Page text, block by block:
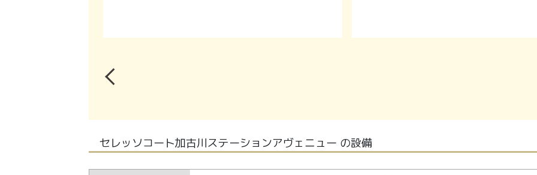
セレッソコート加古川ステーションアヴェニュー の設備